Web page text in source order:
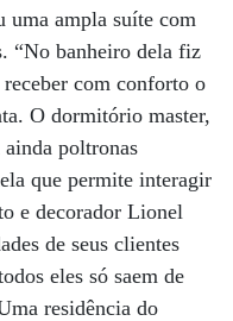
uma ampla suíte com
“No banheiro dela fiz
receber com conforto o
O dormitório master,
ainda poltronas
que permite interagir
e decorador Lionel
de seus clientes
eles só saem de
residência do